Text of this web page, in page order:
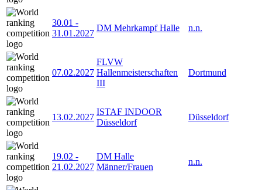
30.01 -
31.01.2027
DM Mehrkampf Halle n.n.
07.02.2027
FLVW
Hallenmeisterschaften
III
Dortmund
13.02.2027
ISTAF INDOOR
Düsseldorf
Düsseldorf
19.02 -
21.02.2027
DM Halle
Männer/Frauen
n.n.